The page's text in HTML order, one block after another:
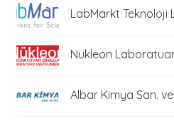
LabMarkt Teknoloji
Nükleon
Albar Kimya San.